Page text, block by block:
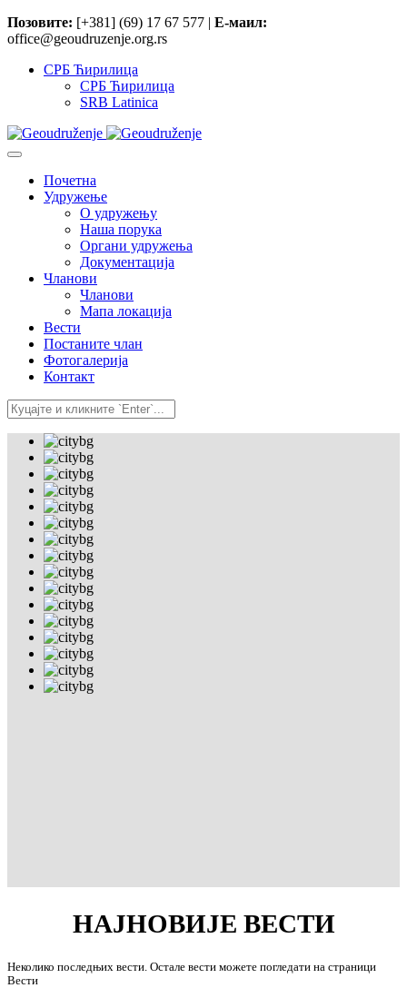
Позовите: [+381] (69) 17 67 577 | Е-маил:
office@geoudruzenje.org.rs
СРБ Ћирилица
СРБ Ћирилица
SRB Latinica
Почетна
Удружење
O удружењу
Наша порука
Органи удружења
Документација
Чланови
Чланови
Мапа локација
Вести
Постаните члан
Фотогалерија
Контакт
НАЈНОВИЈЕ ВЕСТИ
Неколико последњих вести. Остале вести можете погледати на страници
Вести